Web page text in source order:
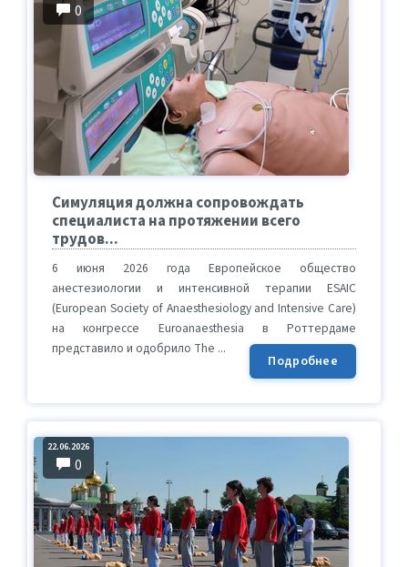
0
Симуляция должна сопровождать
специалиста на протяжении всего
трудов...
6 июня 2026 года Европейское общество
анестезиологии и интенсивной терапии ESAIC
(European Society of Anaesthesiology and Intensive Care)
на конгрессе Euroanaesthesia в Роттердаме
представило и одобрило The ...
Подробнее
22.06.2026
0